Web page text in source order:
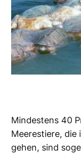
Mindestens 40
Meerestiere, die
gehen, sind